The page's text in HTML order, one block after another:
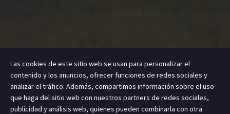
Las cookies de este sitio web se usan para personalizar el
contenido y los anuncios, ofrecer funciones de redes sociales y
analizar el tráfico. Además, compartimos información sobre el uso
que haga del sitio web con nuestros partners de redes sociales,
publicidad y análisis web, quienes pueden combinarla con otra